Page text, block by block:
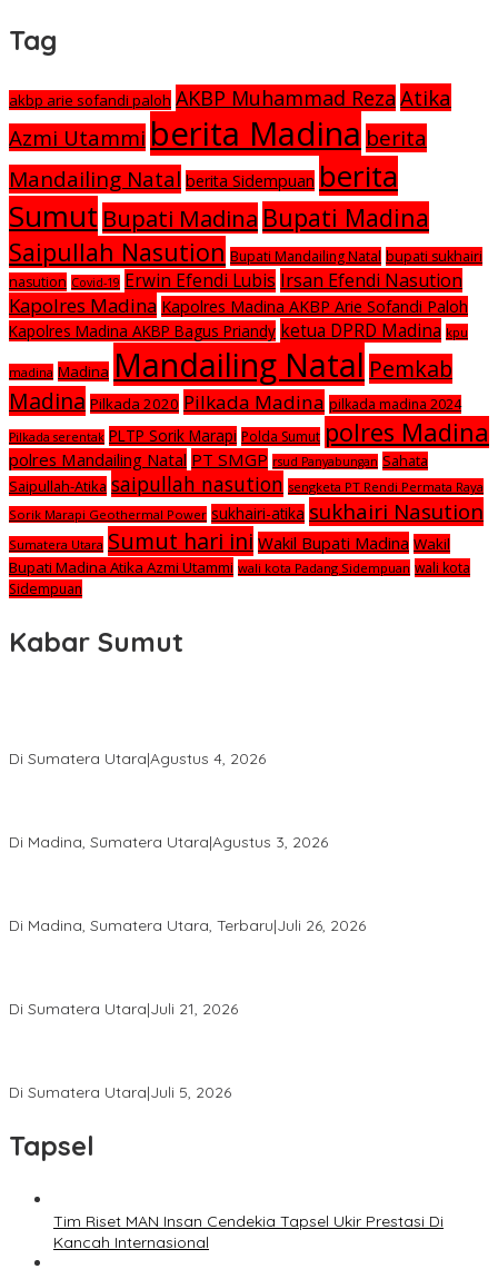
Tag
akbp arie sofandi paloh AKBP Muhammad Reza Atika
Azmi Utammi berita Madina berita
Mandailing Natal berita Sidempuan berita
Sumut Bupati Madina Bupati Madina
Saipullah Nasution Bupati Mandailing Natal bupati sukhairi
nasution Covid-19 Erwin Efendi Lubis Irsan Efendi Nasution
Kapolres Madina Kapolres Madina AKBP Arie Sofandi Paloh
Kapolres Madina AKBP Bagus Priandy ketua DPRD Madina kpu
madina Madina Mandailing Natal Pemkab
Madina Pilkada 2020 Pilkada Madina pilkada madina 2024
Pilkada serentak PLTP Sorik Marapi Polda Sumut polres Madina
polres Mandailing Natal PT SMGP rsud Panyabungan Sahata
Saipullah-Atika saipullah nasution sengketa PT Rendi Permata Raya
Sorik Marapi Geothermal Power sukhairi-atika sukhairi Nasution
Sumatera Utara Sumut hari ini Wakil Bupati Madina Wakil
Bupati Madina Atika Azmi Utammi wali kota Padang Sidempuan wali kota
Sidempuan
Kabar Sumut
Di Sumatera Utara|Agustus 4, 2026
Di Madina, Sumatera Utara|Agustus 3, 2026
Di Madina, Sumatera Utara, Terbaru|Juli 26, 2026
Di Sumatera Utara|Juli 21, 2026
Di Sumatera Utara|Juli 5, 2026
Tapsel
Tim Riset MAN Insan Cendekia Tapsel Ukir Prestasi Di
Kancah Internasional